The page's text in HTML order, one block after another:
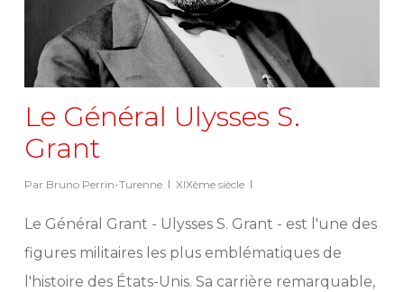
Le Général Ulysses S.
Grant
Par Bruno Perrin-Turenne XIXème siècle
Le Général Grant - Ulysses S. Grant - est l'une des
figures militaires les plus emblématiques de
l'histoire des États-Unis. Sa carrière remarquable,